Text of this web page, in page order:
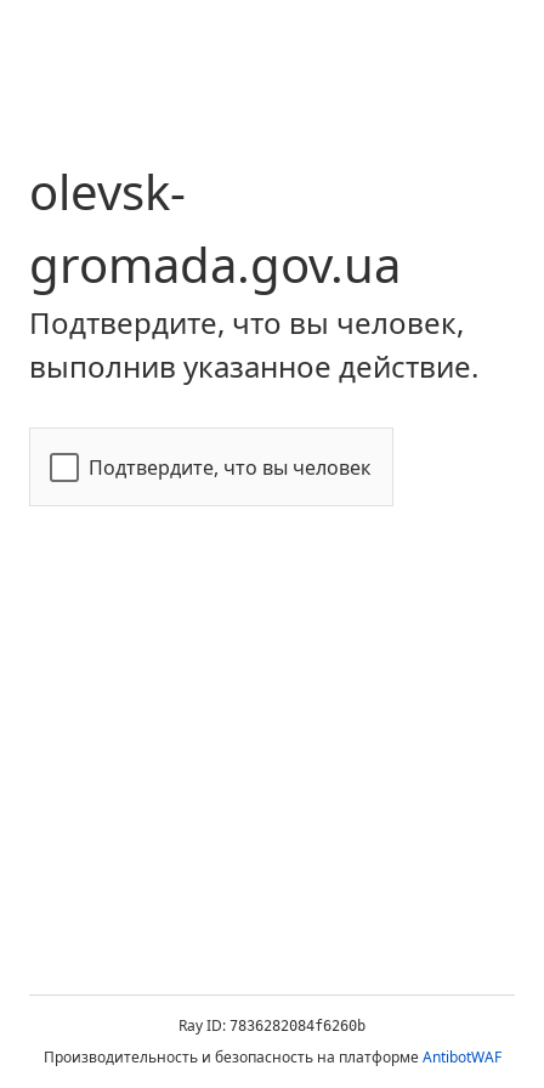
olevsk-
gromada.gov.ua
Подтвердите, что вы человек,
выполнив указанное действие.
Подтвердите, что вы человек
Ray ID: 7836282084f6260b
Производительность и безопасность на платформеAntibotWAF